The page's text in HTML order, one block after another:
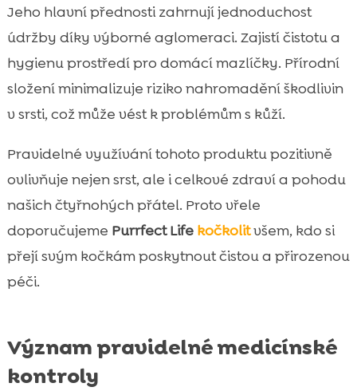
Jeho hlavní přednosti zahrnují jednoduchost
údržby díky výborné aglomeraci. Zajistí čistotu a
hygienu prostředí pro domácí mazlíčky. Přírodní
složení minimalizuje riziko nahromadění škodlivin
v srsti, což může vést k problémům s kůží.
Pravidelné využívání tohoto produktu pozitivně
ovlivňuje nejen srst, ale i celkové zdraví a pohodu
našich čtyřnohých přátel. Proto vřele
doporučujeme Purrfect Life kočkolitvšem, kdo si
přejí svým kočkám poskytnout čistou a přirozenou
péči.
Význam pravidelné medicínské
kontroly